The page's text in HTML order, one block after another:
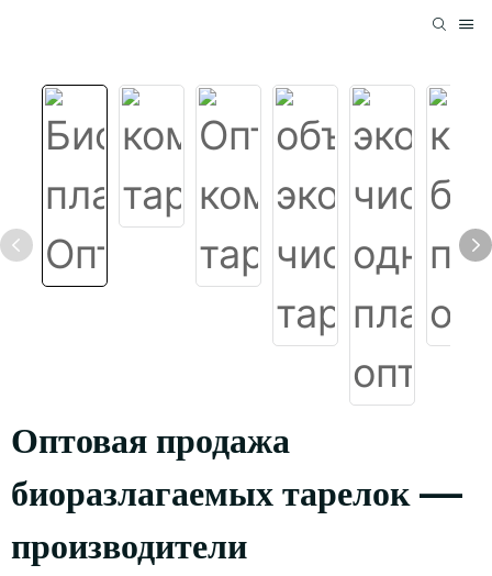
Оптовая продажа
биоразлагаемых тарелок —
производители